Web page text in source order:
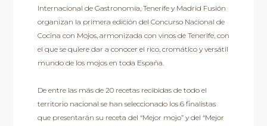
Internacional de Gastronomía, Tenerife y Madrid Fusión
organizan la primera edición del Concurso Nacional de
Cocina con Mojos, armonizada con vinos de Tenerife, con
el que se quiere dar a conocer el rico, cromático y versátil
mundo de los mojos en toda España.
De entre las más de 20 recetas recibidas de todo el
territorio nacional se han seleccionado los 6 finalistas
que presentarán su receta del “Mejor mojo” y del “Mejor